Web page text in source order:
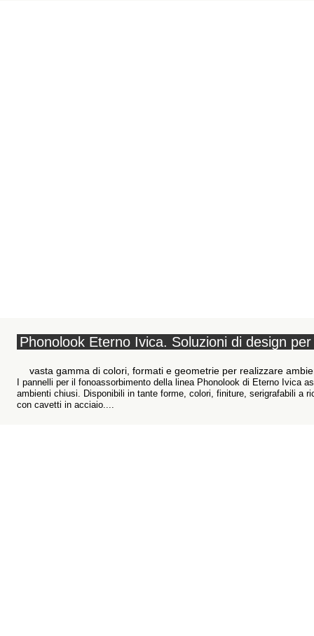
Phonolook Eterno Ivica. Soluzioni di design
vasta gamma di colori, formati e geometrie per realizzare
I pannelli per il fonoassorbimento della linea Phonolook di Eterno Ivica
ambienti chiusi. Disponibili in tante forme, colori, finiture, serigrafabili a
con cavetti in acciaio....